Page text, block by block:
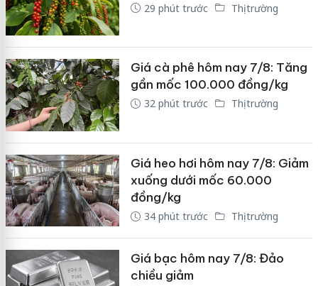
29 phút trước Thị trường
Giá cà phê hôm nay 7/8: Tăng
gần mốc 100.000 đồng/kg
32 phút trước Thị trường
Giá heo hơi hôm nay 7/8: Giảm
xuống dưới mốc 60.000
đồng/kg
34 phút trước Thị trường
Giá bạc hôm nay 7/8: Đảo
chiều giảm